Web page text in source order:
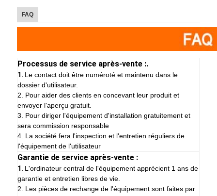
FAQ
Processus de service après-vente :.
1. Le contact doit être numéroté et maintenu dans le
dossier d'utilisateur.
2. Pour aider des clients en concevant leur produit et
envoyer l'aperçu gratuit.
3. Pour diriger l'équipement d'installation gratuitement et
sera commission responsable
4. La société fera l'inspection et l'entretien réguliers de
l'équipement de l'utilisateur
Garantie de service après-vente :
1. L'ordinateur central de l'équipement apprécient 1 ans de
garantie et entretien libres de vie.
2. Les pièces de rechange de l'équipement sont faites par